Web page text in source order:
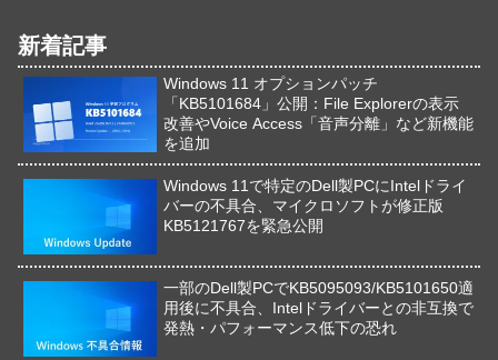
新着記事
Windows 11 オプションパッチ
「KB5101684」公開：File Explorerの表示
改善やVoice Access「音声分離」など新機能
を追加
Windows 11で特定のDell製PCにIntelドライ
バーの不具合、マイクロソフトが修正版
KB5121767を緊急公開
一部のDell製PCでKB5095093/KB5101650適
用後に不具合、Intelドライバーとの非互換で
発熱・パフォーマンス低下の恐れ